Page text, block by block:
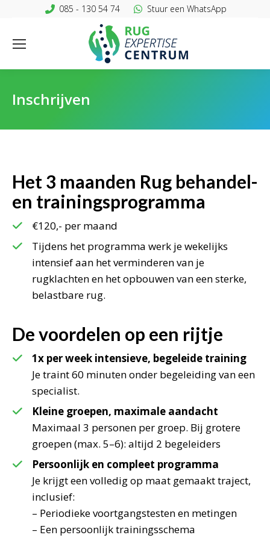
085 - 130 54 74 Stuur een WhatsApp
Inschrijven
Het 3 maanden Rug behandel-
en trainingsprogramma
€120,- per maand
Tijdens het programma werk je wekelijks
intensief aan het verminderen van je
rugklachten en het opbouwen van een sterke,
belastbare rug.
De voordelen op een rijtje
1x per week intensieve, begeleide training
Je traint 60 minuten onder begeleiding van een
specialist.
Kleine groepen, maximale aandacht
Maximaal 3 personen per groep. Bij grotere
groepen (max. 5–6): altijd 2 begeleiders
Persoonlijk en compleet programma
Je krijgt een volledig op maat gemaakt traject,
inclusief:
– Periodieke voortgangstesten en metingen
– Een persoonlijk trainingsschema